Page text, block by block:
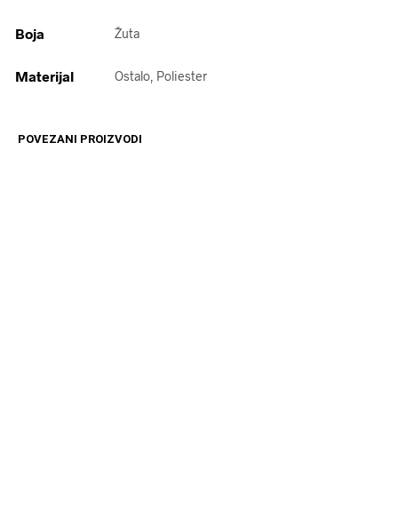
Boja Žuta
Materijal Ostalo, Poliester
POVEZANI PROIZVODI